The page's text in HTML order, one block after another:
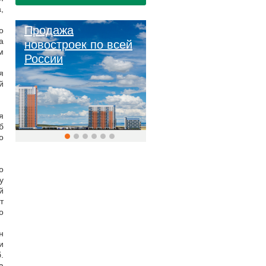
Продажа
новостроек по всей
России